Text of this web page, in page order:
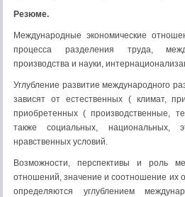
Резюме.
Международные экономические
процесса разделения труда,
производства и науки,
Углубление развитие международного
зависят от естественных ( климат,
приобретенных ( производственные,
также социальных, национальных,
нравственных условий.
Возможности, перспективы и роль
отношений, значение и соотношение их
определяются углублением